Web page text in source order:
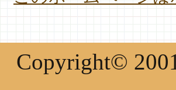
Copyright©